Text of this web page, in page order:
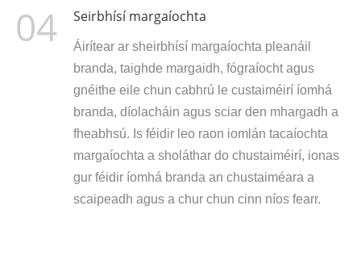
04 Seirbhísí margaíochta
Áirítear ar sheirbhísí margaíochta pleanáil
branda, taighde margaidh, fógraíocht agus
gnéithe eile chun cabhrú le custaiméirí íomhá
branda, díolacháin agus sciar den mhargadh a
fheabhsú. Is féidir leo raon iomlán tacaíochta
margaíochta a sholáthar do chustaiméirí, ionas
gur féidir íomhá branda an chustaiméara a
scaipeadh agus a chur chun cinn níos fearr.